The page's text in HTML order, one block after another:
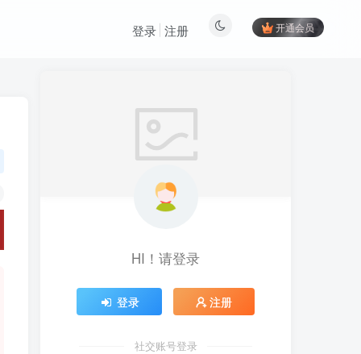
开通会员
登录 注册
HI！请登录
登录 注册
社交账号登录